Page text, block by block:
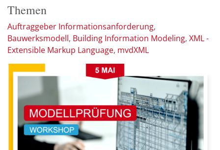
Themen
Auftraggeber Informationsanforderung
Bauwerksmodell Building Information Modeling XML -
Extensible Markup Language mvdXML